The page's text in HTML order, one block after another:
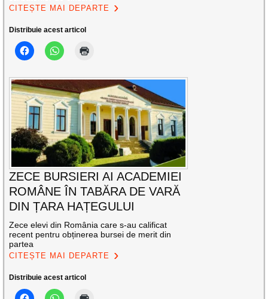
CITEȘTE MAI DEPARTE
Distribuie acest articol
ZECE BURSIERI AI ACADEMIEI
ROMÂNE ÎN TABĂRA DE VARĂ
DIN ȚARA HAȚEGULUI
Zece elevi din România care s-au calificat
recent pentru obținerea bursei de merit din
partea
CITEȘTE MAI DEPARTE
Distribuie acest articol